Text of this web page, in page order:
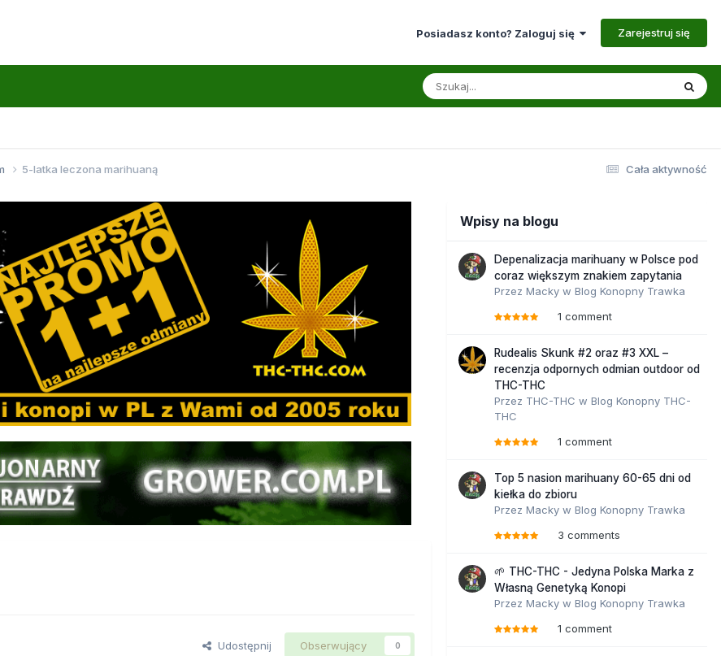
Posiadasz konto? Zaloguj się Zarejestruj się
Cała aktywność
5-latka leczona marihuaną
Udostępnij Obserwujący 0
Wpisy na blogu
Depenalizacja marihuany w Polsce pod
coraz większym znakiem zapytania
Przez Macky w Blog Konopny Trawka
1 comment
Rudealis Skunk #2 oraz #3 XXL –
recenzja odpornych odmian outdoor od
THC-THC
Przez THC-THC w Blog Konopny THC-
THC
1 comment
Top 5 nasion marihuany 60-65 dni od
kiełka do zbioru
Przez Macky w Blog Konopny Trawka
3 comments
🌱 THC-THC - Jedyna Polska Marka z
Własną Genetyką Konopi
Przez Macky w Blog Konopny Trawka
1 comment